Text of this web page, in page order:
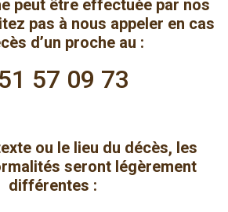
peut être effectuée par nos
pas à nous appeler en cas
d’un proche au :
57 09 73
ou le lieu du décès, les
seront légèrement
différentes :